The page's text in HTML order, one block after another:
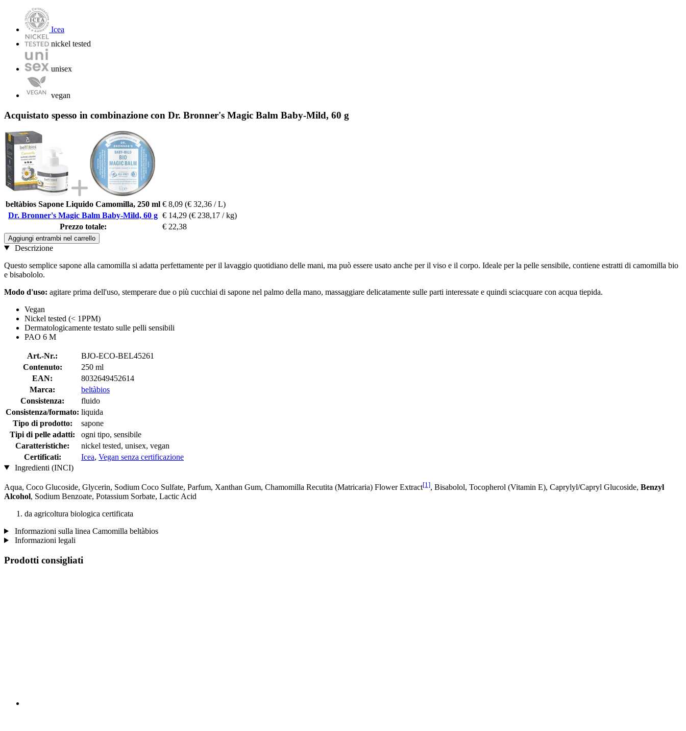
Icea
nickel tested
unisex
vegan
Acquistato spesso in combinazione con Dr. Bronner's Magic Balm Baby-Mild, 60 g
beltàbios Sapone Liquido Camomilla, 250 ml € 8,09 (€ 32,36 / L)
Dr. Bronner's Magic Balm Baby-Mild, 60 g € 14,29 (€ 238,17 / kg)
Prezzo totale:
€ 22,38
Aggiungi entrambi nel carrello
Descrizione
Questo semplice sapone alla camomilla si adatta perfettamente per il lavaggio quotidiano delle mani, ma può essere usato anche per il viso e il corpo. Ideale per la pelle sensibile, contiene estratti di camomilla bio
e bisabololo.
Modo d'uso: agitare prima dell'uso, stemperare due o più cucchiai di sapone nel palmo della mano, massaggiare delicatamente sulle parti interessate e quindi sciacquare con acqua tiepida.
Vegan
Nickel tested (< 1PPM)
Dermatologicamente testato sulle pelli sensibili
PAO 6 M
Art.-Nr.:
BJO-ECO-BEL45261
Contenuto:
250 ml
EAN:
8032649452614
Marca:
beltàbios
Consistenza:
fluido
Consistenza/formato: liquida
Tipo di prodotto:
sapone
Tipi di pelle adatti:
ogni tipo, sensibile
Caratteristiche:
nickel tested, unisex, vegan
Certificati:
Icea, Vegan senza certificazione
Ingredienti (INCI)
Aqua, Coco Glucoside, Glycerin, Sodium Coco­ Sulfate, Parfum, Xanthan Gum, Chamomilla Recutita (Matricaria) Flower Extract[1], Bisabolol, Tocopherol (Vitamin E), Caprylyl/Capryl Glucoside, Benzyl
Alcohol, Sodium Benzoate, Potassium Sorbate, Lactic Acid
da agricoltura biologica certificata
Informazioni sulla linea Camomilla beltàbios
Informazioni legali
Prodotti consigliati